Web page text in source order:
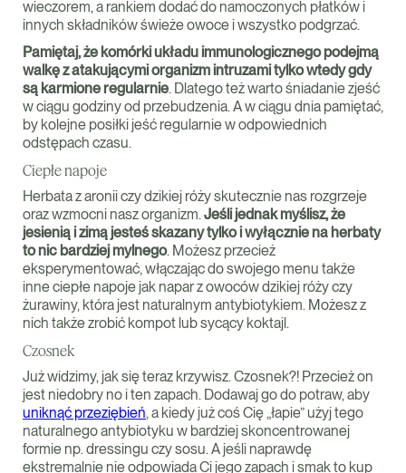
wieczorem, a rankiem dodać do namoczonych płatków i
innych składników świeże owoce i wszystko podgrzać.
Pamiętaj, że komórki układu immunologicznego podejmą
walkę z atakującymi organizm intruzami tylko wtedy gdy
są karmione regularnie. Dlatego też warto śniadanie zjeść
w ciągu godziny od przebudzenia. A w ciągu dnia pamiętać,
by kolejne posiłki jeść regularnie w odpowiednich
odstępach czasu.
Ciepłe napoje
Herbata z aronii czy dzikiej róży skutecznie nas rozgrzeje
oraz wzmocni nasz organizm.Jeśli jednak myślisz, że
jesienią i zimą jesteś skazany tylko i wyłącznie na herbaty
to nic bardziej mylnego. Możesz przecież
eksperymentować, włączając do swojego menu także
inne ciepłe napoje jak napar z owoców dzikiej róży czy
żurawiny, która jest naturalnym antybiotykiem. Możesz z
nich także zrobić kompot lub sycący koktajl.
Czosnek
Już widzimy, jak się teraz krzywisz. Czosnek?! Przecież on
jest niedobry no i ten zapach. Dodawaj go do potraw, aby
uniknąć przeziębień, a kiedy już coś Cię „łapie” użyj tego
naturalnego antybiotyku w bardziej skoncentrowanej
formie np. dressingu czy sosu. A jeśli naprawdę
ekstremalnie nie odpowiada Ci jego zapach i smak to kup